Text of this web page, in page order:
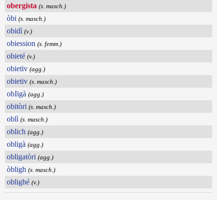
obergista (s. masch.)
òbi (s. masch.)
obidì (v.)
obiession (s. femm.)
obieté (v.)
obietiv (agg.)
obietiv (s. masch.)
obIigà (agg.)
obitòri (s. masch.)
oblì (s. masch.)
oblich (agg.)
obligà (agg.)
obligatòri (agg.)
òbligh (s. masch.)
oblighé (v.)